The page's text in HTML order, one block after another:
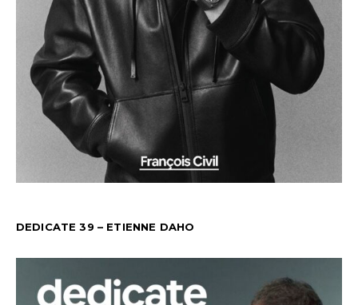
DEDICATE 39 – ETIENNE DAHO